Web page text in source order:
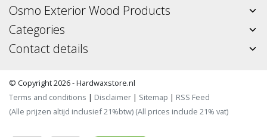
Osmo Exterior Wood Products
Categories
Contact details
© Copyright 2026 - Hardwaxstore.nl
Terms and conditions | Disclaimer | Sitemap | RSS Feed
(Alle prijzen altijd inclusief 21%btw) (All prices include 21% vat)